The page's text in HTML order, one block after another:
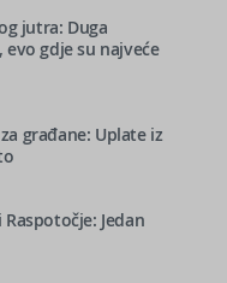
jutra: Duga
evo gdje su najveće
građane: Uplate iz
Jedan